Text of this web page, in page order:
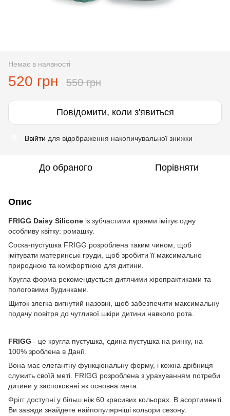
Немає в наявності
520 грн 550 грн
Повідомити, коли з'явиться
Ввійти для відображення накопичувальної знижки
До обраного Порівняти
Опис
FRIGG Daisy Silicone із зубчастими краями імітує одну
особливу квітку: ромашку.
Соска-пустушка FRIGG розроблена таким чином, щоб
імітувати материнські груди, щоб зробити її максимально
природною та комфортною для дитини.
Кругла форма рекомендується дитячими хіропрактиками та
пологовими будинками.
Щиток злегка вигнутий назовні, щоб забезпечити максимальну
подачу повітря до чутливої ​​шкіри дитини навколо рота.
FRIGG - це кругла пустушка, єдина пустушка на ринку, на
100% зроблена в Данії.
Вона має елегантну функціональну форму, і кожна дрібниця
служить своїй меті. FRIGG розроблена з урахуванням потреби
дитини у заспокоєнні як основна мета.
Фрігг доступні у більш ніж 60 красивих кольорах. В асортименті
Ви завжди знайдете найпопулярніші кольори сезону.